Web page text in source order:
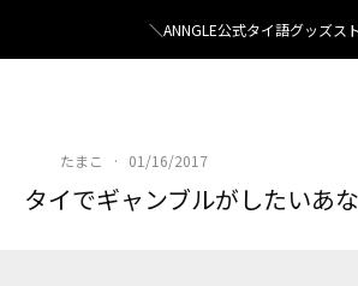
＼ANNGLE公式タイ語グッズス
たまこ · 01/16/2017
タイでギャンブルがしたいあ